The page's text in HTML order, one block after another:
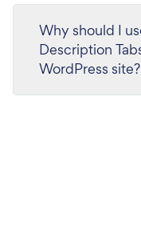
Why should I
Description
WordPress site?